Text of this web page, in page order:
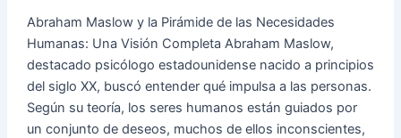
salud
Abraham Maslow y la Pirámide de las Necesidades
Humanas: Una Visión Completa Abraham Maslow,
destacado psicólogo estadounidense nacido a principios
del siglo XX, buscó entender qué impulsa a las personas.
Según su teoría, los seres humanos están guiados por
un conjunto de deseos, muchos de ellos inconscientes,